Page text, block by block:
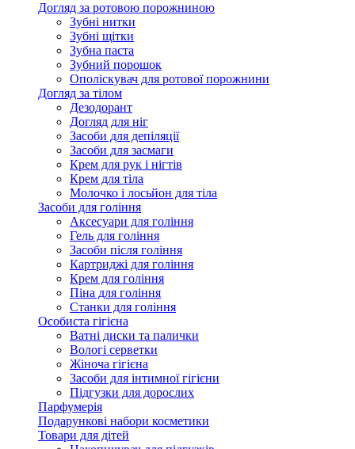
Догляд за ротовою порожниною
Зубні нитки
Зубні щітки
Зубна паста
Зубний порошок
Ополіскувач для ротової порожнини
Догляд за тілом
Дезодорант
Догляд для ніг
Засоби для депіляції
Засоби для засмаги
Крем для рук і нігтів
Крем для тіла
Молочко і лосьйон для тіла
Засоби для гоління
Аксесуари для гоління
Гель для гоління
Засоби після гоління
Картриджі для гоління
Крем для гоління
Піна для гоління
Станки для гоління
Особиста гігієна
Ватні диски та палички
Вологі серветки
Жіноча гігієна
Засоби для інтимної гігієни
Підгузки для дорослих
Парфумерія
Подарункові набори косметики
Товари для дітей